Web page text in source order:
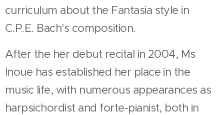
curriculum about the Fantasia style in
C.P.E. Bach's composition.
After the her debut recital in 2004, Ms
Inoue has established her place in the
music life, with numerous appearances as
harpsichordist and forte-pianist, both in